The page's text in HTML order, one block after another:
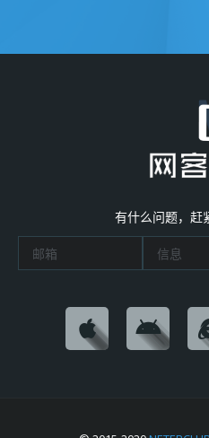
有什么问题，赶